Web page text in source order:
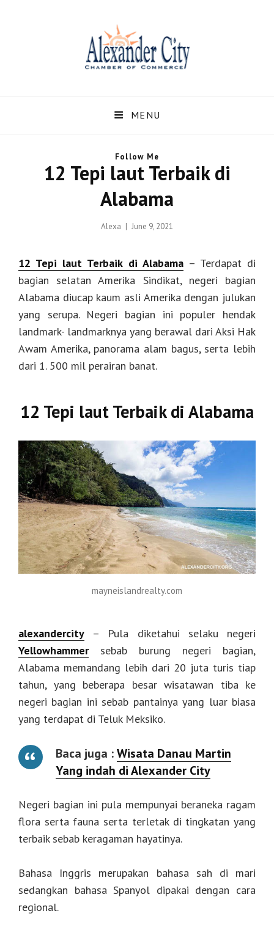
Dan Berita Terbaru
Alexander Alabama
Terbaru dari Kota Alexander Alabama di US
MENU
12 Tepi laut Terbaik di
Alabama
Alexa
Posted
June 9, 2021
12 Tepi laut Terbaik di Alabama– Terdapat di
bagian selatan Amerika Sindikat, negeri bagian
Alabama diucap kaum asli Amerika dengan julukan
yang serupa. Negeri bagian ini populer hendak
landmark- landmarknya yang berawal dari Aksi Hak
Awam Amerika, panorama alam bagus, serta lebih
dari 1. 500 mil perairan banat.
12 Tepi laut Terbaik di Alabama
mayneislandrealty.com
alexandercity – Pula diketahui selaku negeri
Yellowhammersebab burung negeri bagian,
Alabama memandang lebih dari 20 juta turis tiap
tahun, yang beberapa besar wisatawan tiba ke
negeri bagian ini sebab pantainya yang luar biasa
yang terdapat di Teluk Meksiko.
Baca juga :Wisata Danau Martin
Yang indah di Alexander City
Negeri bagian ini pula mempunyai beraneka ragam
flora serta fauna serta terletak di tingkatan yang
terbaik sebab keragaman hayatinya.
Bahasa Inggris merupakan bahasa sah di mari
sedangkan bahasa Spanyol dipakai dengan cara
regional.
Follow Me